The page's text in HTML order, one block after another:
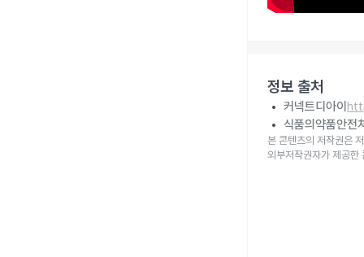
정보 출처
커넥트디아이
식품의약품안전
본 콘텐츠의 저작권은
외부저작권자가 제공한